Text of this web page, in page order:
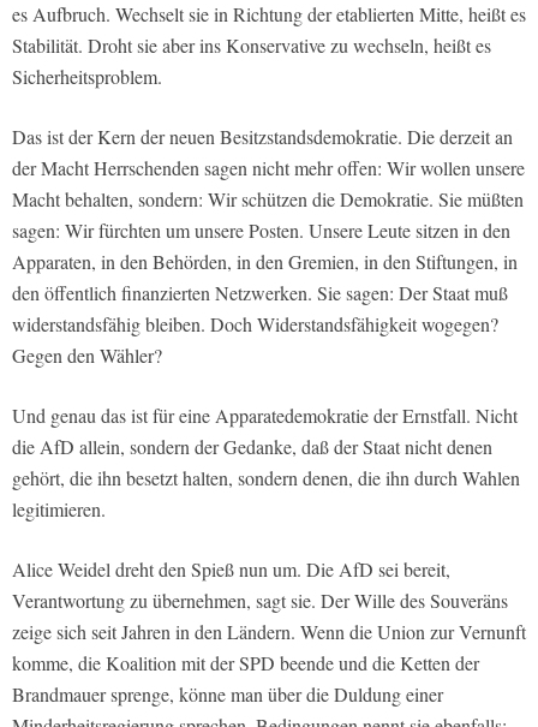
es Aufbruch. Wechselt sie in Richtung der etablierten Mitte, heißt es
Stabilität. Droht sie aber ins Konservative zu wechseln, heißt es
Sicherheitsproblem.
Das ist der Kern der neuen Besitzstandsdemokratie. Die derzeit an
der Macht Herrschenden sagen nicht mehr offen: Wir wollen unsere
Macht behalten, sondern: Wir schützen die Demokratie. Sie müßten
sagen: Wir fürchten um unsere Posten. Unsere Leute sitzen in den
Apparaten, in den Behörden, in den Gremien, in den Stiftungen, in
den öffentlich finanzierten Netzwerken. Sie sagen: Der Staat muß
widerstandsfähig bleiben. Doch Widerstandsfähigkeit wogegen?
Gegen den Wähler?
Und genau das ist für eine Apparatedemokratie der Ernstfall. Nicht
die AfD allein, sondern der Gedanke, daß der Staat nicht denen
gehört, die ihn besetzt halten, sondern denen, die ihn durch Wahlen
legitimieren.
Alice Weidel dreht den Spieß nun um. Die AfD sei bereit,
Verantwortung zu übernehmen, sagt sie. Der Wille des Souveräns
zeige sich seit Jahren in den Ländern. Wenn die Union zur Vernunft
komme, die Koalition mit der SPD beende und die Ketten der
Brandmauer sprenge, könne man über die Duldung einer